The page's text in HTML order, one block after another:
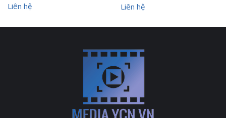
Liên hệ Liên hệ